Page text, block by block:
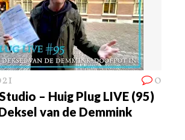
0
– Huig Plug LIVE (95)
van de Demmink